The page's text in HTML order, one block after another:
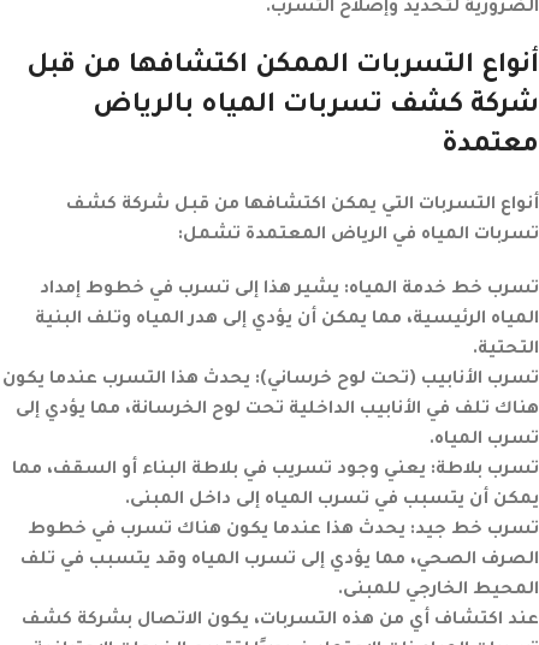
الضرورية لتحديد وإصلاح التسرب.
أنواع التسربات الممكن اكتشافها من قبل
شركة كشف تسربات المياه بالرياض
معتمدة
أنواع التسربات التي يمكن اكتشافها من قبل شركة كشف
تسربات المياه في الرياض المعتمدة تشمل:
تسرب خط خدمة المياه: يشير هذا إلى تسرب في خطوط إمداد
المياه الرئيسية، مما يمكن أن يؤدي إلى هدر المياه وتلف البنية
التحتية.
تسرب الأنابيب (تحت لوح خرساني): يحدث هذا التسرب عندما يكون
هناك تلف في الأنابيب الداخلية تحت لوح الخرسانة، مما يؤدي إلى
تسرب المياه.
تسرب بلاطة: يعني وجود تسريب في بلاطة البناء أو السقف، مما
يمكن أن يتسبب في تسرب المياه إلى داخل المبنى.
تسرب خط جيد: يحدث هذا عندما يكون هناك تسرب في خطوط
الصرف الصحي، مما يؤدي إلى تسرب المياه وقد يتسبب في تلف
المحيط الخارجي للمبنى.
عند اكتشاف أي من هذه التسربات، يكون الاتصال بشركة كشف